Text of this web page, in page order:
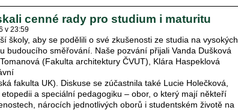
cenné rady pro studium i maturitu
v 23:59
školy, aby se podělili o své zkušenosti ze studia na vysokých
budoucího směřování. Naše pozvání přijali Vanda Dušková
(Fakulta architektury ČVUT), Klára Haspeklová
fakulta UK). Diskuse se zúčastnila také Lucie Holečková,
a speciální pedagogiku – obor, o který mají někteří
nárocích jednotlivých oborů i studentském životě na